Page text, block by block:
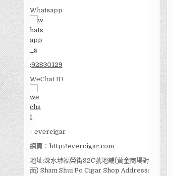
Whatsapp
:92830129
WeChat ID
: evercigar
網頁：http://evercigar.com
地址:深水埗福榮街92C號地舖(黃金商場對
面) Sham Shui Po Cigar Shop Address: